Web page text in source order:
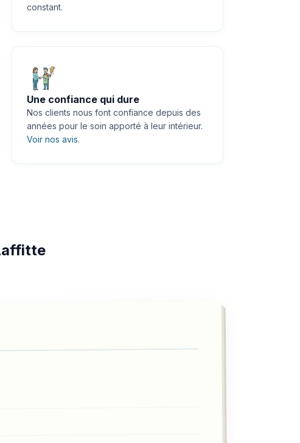
constant.
Une confiance qui dure
Nos clients nous font confiance depuis des
années pour le soin apporté à leur intérieur.
Voir nos avis.